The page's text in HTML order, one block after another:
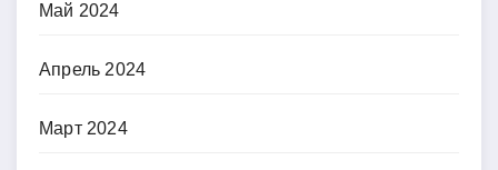
Май 2024
Апрель 2024
Март 2024